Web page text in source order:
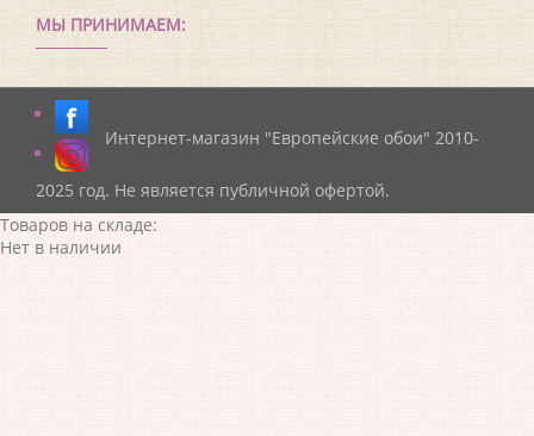
МЫ ПРИНИМАЕМ:
Интернет-магазин "Европейские обои" 2010-
2025 год. Не является публичной офертой.
Товаров на складе:
Нет в наличии